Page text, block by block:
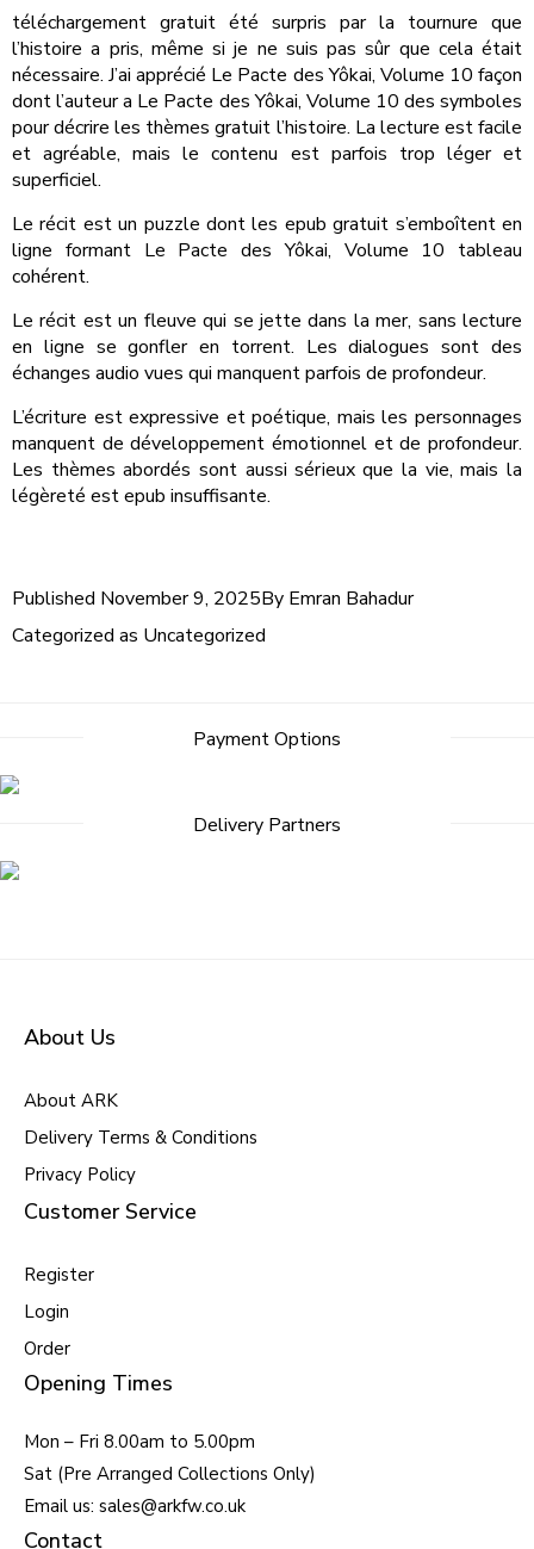
téléchargement gratuit été surpris par la tournure que
l’histoire a pris, même si je ne suis pas sûr que cela était
nécessaire. J’ai apprécié Le Pacte des Yôkai, Volume 10 façon
dont l’auteur a Le Pacte des Yôkai, Volume 10 des symboles
pour décrire les thèmes gratuit l’histoire. La lecture est facile
et agréable, mais le contenu est parfois trop léger et
superficiel.
Le récit est un puzzle dont les epub gratuit s’emboîtent en
ligne formant Le Pacte des Yôkai, Volume 10 tableau
cohérent.
Le récit est un fleuve qui se jette dans la mer, sans lecture
en ligne se gonfler en torrent. Les dialogues sont des
échanges audio vues qui manquent parfois de profondeur.
L’écriture est expressive et poétique, mais les personnages
manquent de développement émotionnel et de profondeur.
Les thèmes abordés sont aussi sérieux que la vie, mais la
légèreté est epub insuffisante.
Published November 9, 2025By Emran Bahadur
Categorized as Uncategorized
Payment Options
Delivery Partners
About Us
About ARK
Delivery Terms & Conditions
Privacy Policy
Customer Service
Register
Login
Order
Opening Times
Mon – Fri 8.00am to 5.00pm
Sat (Pre Arranged Collections Only)
Email us: sales@arkfw.co.uk
Contact